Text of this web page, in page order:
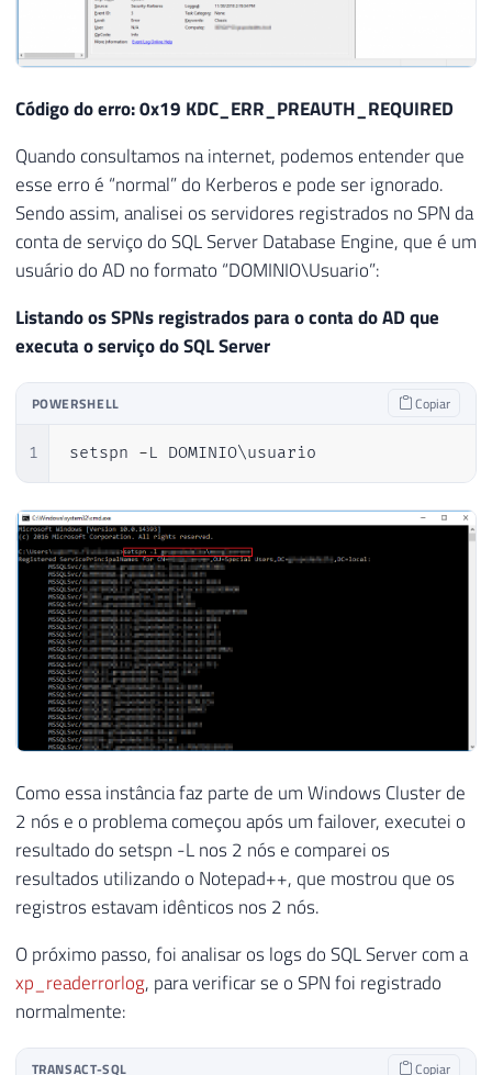
Código do erro: 0x19 KDC_ERR_PREAUTH_REQUIRED
Quando consultamos na internet, podemos entender que
esse erro é “normal” do Kerberos e pode ser ignorado.
Sendo assim, analisei os servidores registrados no SPN da
conta de serviço do SQL Server Database Engine, que é um
usuário do AD no formato “DOMINIO\Usuario”:
Listando os SPNs registrados para o conta do AD que
executa o serviço do SQL Server
POWERSHELL Copiar
1 setspn -L DOMINIO\usuario
Como essa instância faz parte de um Windows Cluster de
2 nós e o problema começou após um failover, executei o
resultado do setspn -L nos 2 nós e comparei os
resultados utilizando o Notepad++, que mostrou que os
registros estavam idênticos nos 2 nós.
O próximo passo, foi analisar os logs do SQL Server com a
xp_readerrorlog, para verificar se o SPN foi registrado
normalmente:
TRANSACT-SQL Copiar